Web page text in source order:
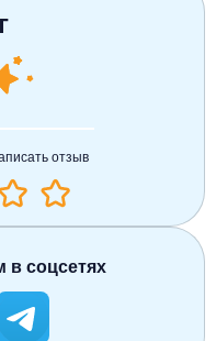
отзыв
в соцсетях